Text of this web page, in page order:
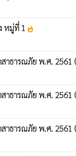
หมู่ที่ 1 whatshot
าธารณภัย พ.ศ. 2561
าธารณภัย พ.ศ.
าธารณภัย พ.ศ. 2561